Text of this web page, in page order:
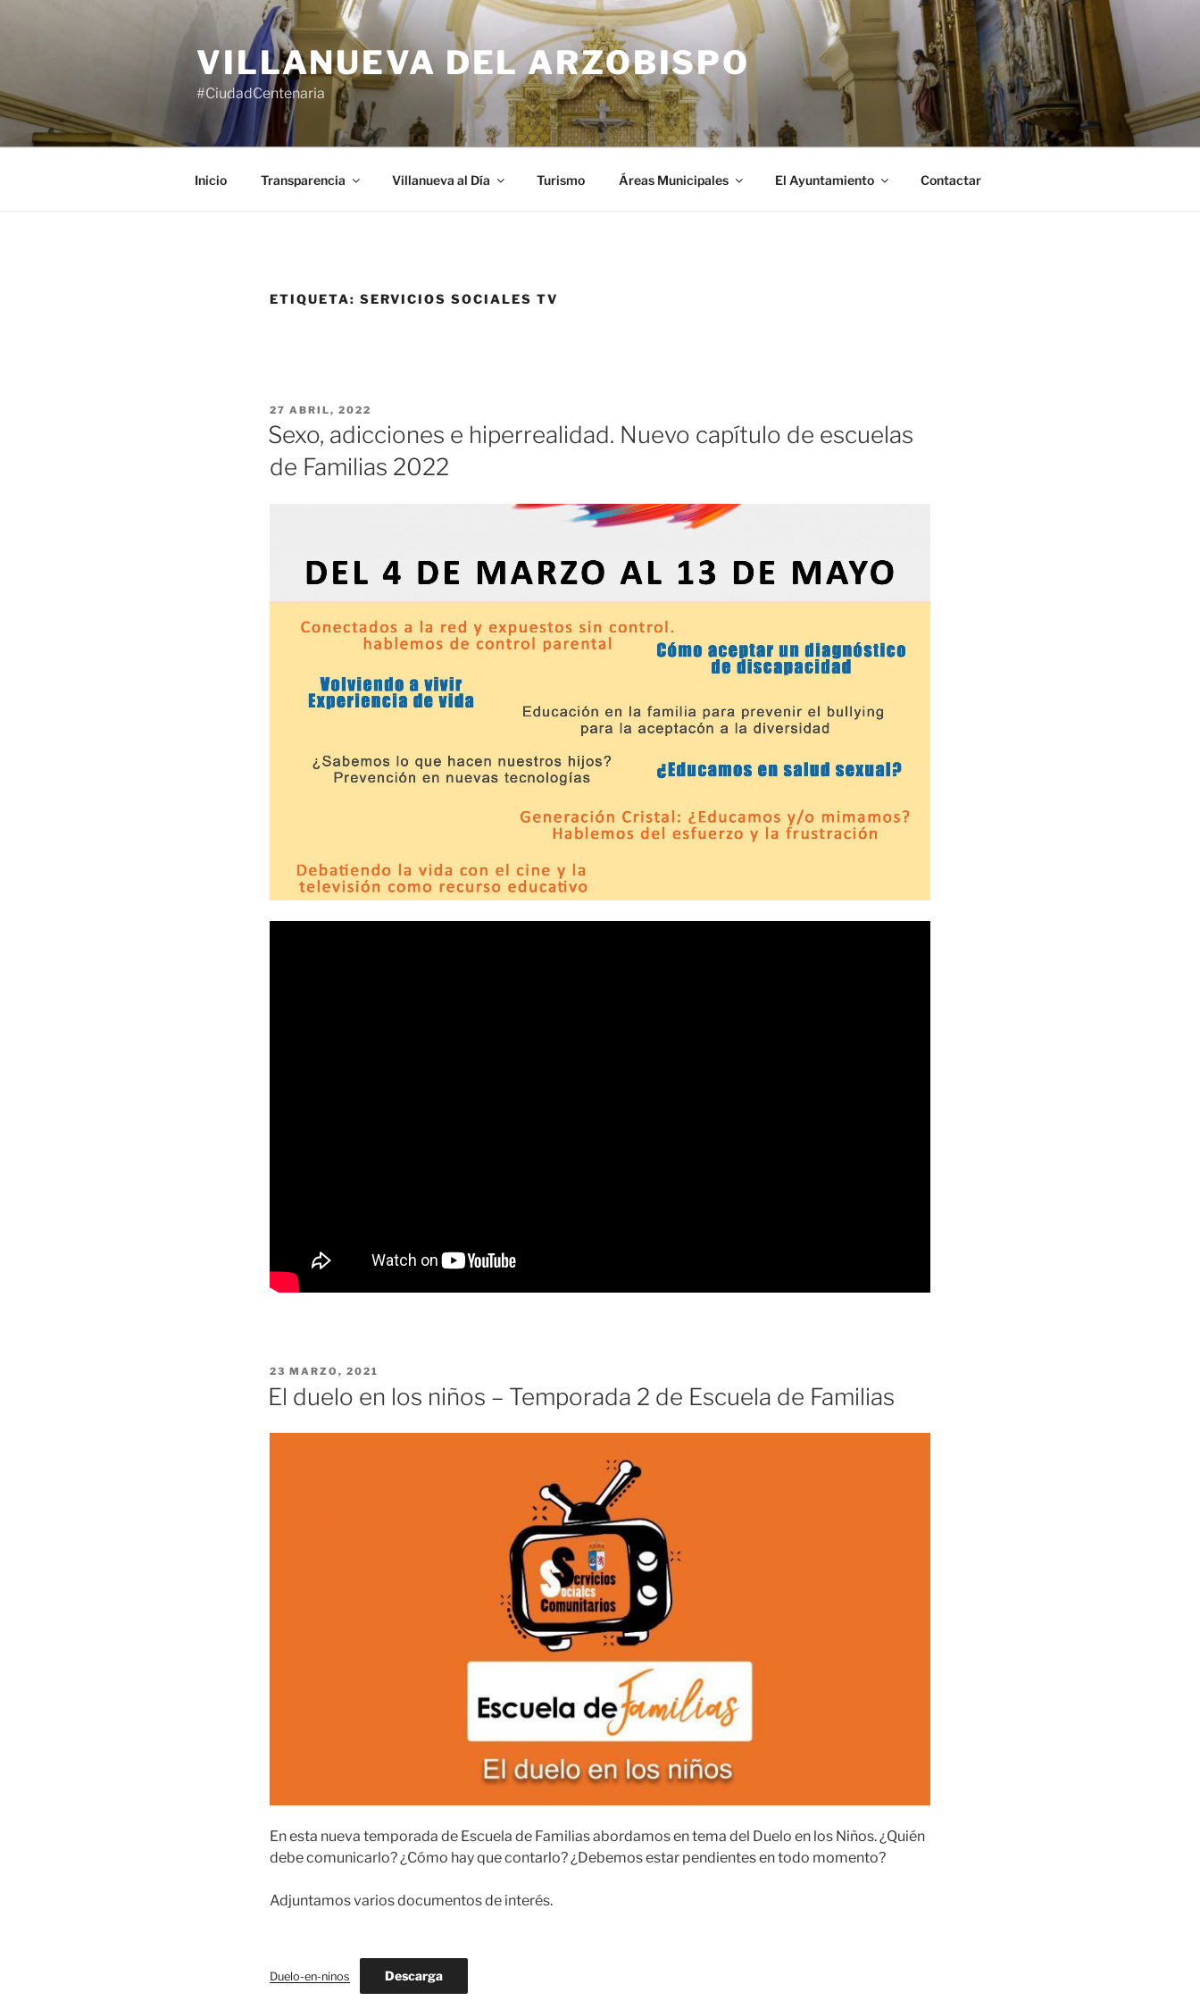
VILLANUEVA DEL ARZOBISPO
#CiudadCentenaria
Inicio Transparencia Villanueva al Día Turismo Áreas Municipales El Ayuntamiento Contactar
ETIQUETA: SERVICIOS SOCIALES TV
PUBLICADO
EL
27 ABRIL, 2022
Sexo, adicciones e hiperrealidad. Nuevo capítulo de escuelas
de Familias 2022
PUBLICADO
EL
23 MARZO, 2021
El duelo en los niños – Temporada 2 de Escuela de Familias
En esta nueva temporada de Escuela de Familias abordamos en tema del Duelo en los Niños. ¿Quién
debe comunicarlo? ¿Cómo hay que contarlo? ¿Debemos estar pendientes en todo momento?
Adjuntamos varios documentos de interés.
Duelo-en-ninos Descarga